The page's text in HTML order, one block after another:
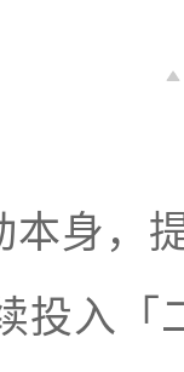
本身，
投入